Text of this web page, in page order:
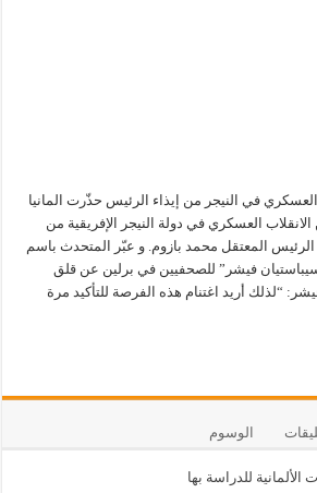
العسكري في النيجر من إيذاء الرئيس حذّرت المانيا
العسكري في دولة النيجر الإفريقية من
المعتقل محمد بازوم. و عبّر المتحدث باسم
“سيباستيان فيشر” للصحفيين في برلين عن قلق
“لذلك أريد اغتنام هذه الفرصة للتأكيد مرة
الوسوم
للدراسة بها